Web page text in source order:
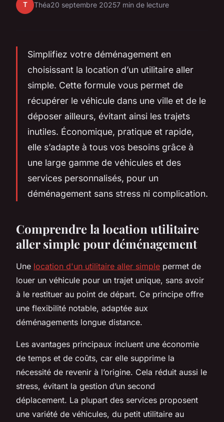
T Théa20 septembre 20257 min de lecture
Simplifiez votre déménagement en
choisissant la location d’un utilitaire aller
simple. Cette formule vous permet de
récupérer le véhicule dans une ville et de le
déposer ailleurs, évitant ainsi les trajets
inutiles. Économique, pratique et rapide,
elle s’adapte à tous vos besoins grâce à
une large gamme de véhicules et des
services personnalisés, pour un
déménagement sans stress ni complication.
Comprendre la location utilitaire
aller simple pour déménagement
Une location d'un utilitaire aller simple permet de
louer un véhicule pour un trajet unique, sans avoir
à le restituer au point de départ. Ce principe offre
une flexibilité notable, adaptée aux
déménagements longue distance.
Les avantages principaux incluent une économie
de temps et de coûts, car elle supprime la
nécessité de revenir à l’origine. Cela réduit aussi le
stress, évitant la gestion d’un second
déplacement. La plupart des services proposent
une variété de véhicules, du petit utilitaire au